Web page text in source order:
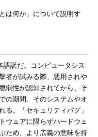
は何か」について説明す
訳だ。コンピュータシス
者が試みる際、悪用されや
弱性が認知されてから、そ
の期間、そのシステムやオ
る。「セキュリティバグ」
ウェアに限らずハードウェ
ため、より広義の意味を持